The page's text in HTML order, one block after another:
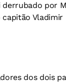
por
capitão
dos dois